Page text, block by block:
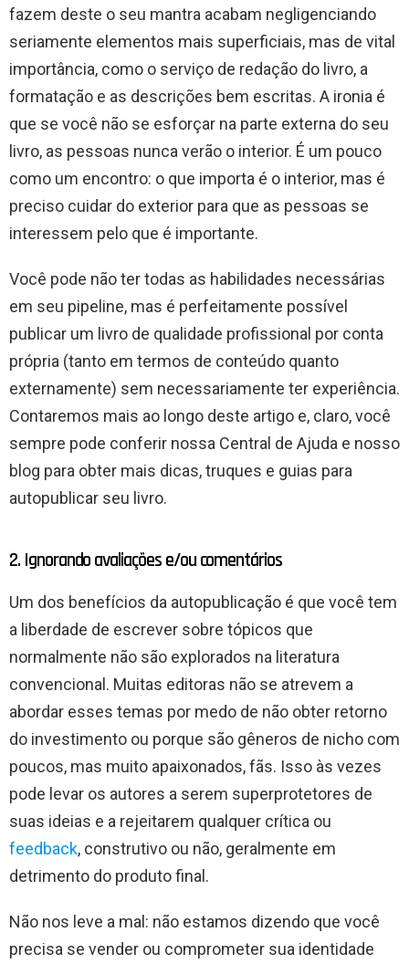
fazem deste o seu mantra acabam negligenciando
seriamente elementos mais superficiais, mas de vital
importância, como o serviço de redação do livro, a
formatação e as descrições bem escritas. A ironia é
que se você não se esforçar na parte externa do seu
livro, as pessoas nunca verão o interior. É um pouco
como um encontro: o que importa é o interior, mas é
preciso cuidar do exterior para que as pessoas se
interessem pelo que é importante.
Você pode não ter todas as habilidades necessárias
em seu pipeline, mas é perfeitamente possível
publicar um livro de qualidade profissional por conta
própria (tanto em termos de conteúdo quanto
externamente) sem necessariamente ter experiência.
Contaremos mais ao longo deste artigo e, claro, você
sempre pode conferir nossa Central de Ajuda e nosso
blog para obter mais dicas, truques e guias para
autopublicar seu livro.
2. Ignorando avaliações e/ou comentários
Um dos benefícios da autopublicação é que você tem
a liberdade de escrever sobre tópicos que
normalmente não são explorados na literatura
convencional. Muitas editoras não se atrevem a
abordar esses temas por medo de não obter retorno
do investimento ou porque são gêneros de nicho com
poucos, mas muito apaixonados, fãs. Isso às vezes
pode levar os autores a serem superprotetores de
suas ideias e a rejeitarem qualquer crítica ou
feedback, construtivo ou não, geralmente em
detrimento do produto final.
Não nos leve a mal: não estamos dizendo que você
precisa se vender ou comprometer sua identidade